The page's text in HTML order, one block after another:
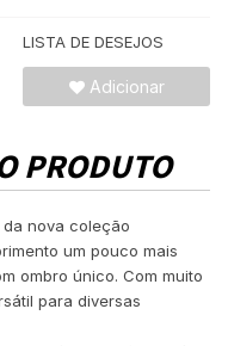
LISTA DE DESEJOS
Adicionar
PRODUTO
da nova coleção
um pouco mais
ombro único. Com muito
para diversas